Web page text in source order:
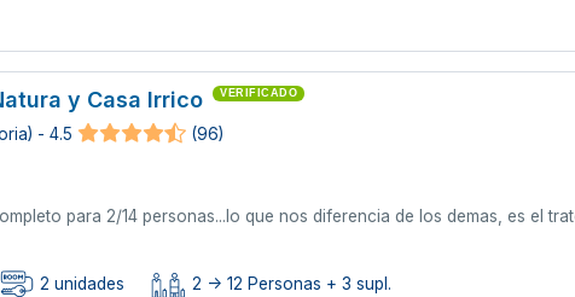
y Casa Irrico VERIFICADO
- 4.5
(96)
para 2/14 personas...lo que nos diferencia de los demas, es el
2 unidades 2 -> 12 Personas + 3 supl.